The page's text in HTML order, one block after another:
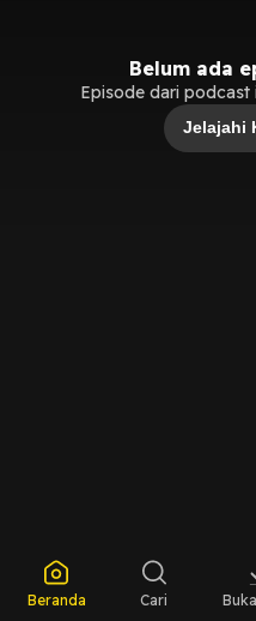
Belum ada
Episode dari podcast
Jelajahi
Beranda Cari